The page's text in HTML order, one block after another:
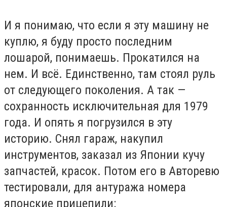
И я понимаю, что если я эту машину не
куплю, я буду просто последним
лошарой, понимаешь. Прокатился на
нем. И всё. Единственно, там стоял руль
от следующего поколения. А так —
сохранность исключительная для 1979
года. И опять я погрузился в эту
историю. Снял гараж, накупил
инструментов, заказал из Японии кучу
запчастей, красок. Потом его в Авторевю
тестировали, для антуража номера
японские прицепили: